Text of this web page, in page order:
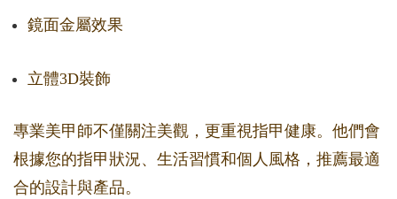
鏡面金屬效果
立體3D裝飾
專業美甲師不僅關注美觀，更重視指甲健康。他們會
根據您的指甲狀況、生活習慣和個人風格，推薦最適
合的設計與產品。